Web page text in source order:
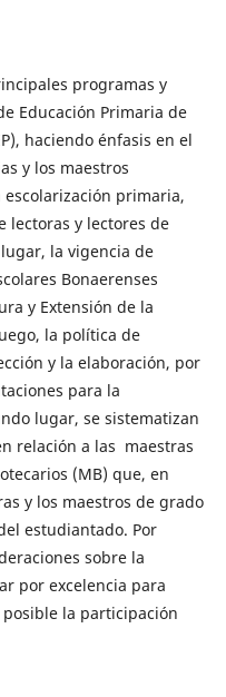
programas y
Educación Primaria de
haciendo énfasis en el
y los maestros
primaria,
lectoras y lectores de
la vigencia de
Bonaerenses
y Extensión de la
la política de
y la elaboración, por
para la
lugar, se sistematizan
relación a las maestras
(MB) que, en
y los maestros de grado
estudiantado. Por
sobre la
por excelencia para
la participación